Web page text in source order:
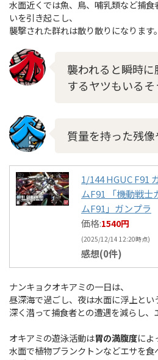
水面近くでは魚、鳥、哺乳類など捕
いを引き起こし、
襲撃された群れは散り散りになります。
襲われると瞬時
するヤツもいる
質量を持った残
1/144 HGUC F91
ムF91 「機動戦士
ムF91」ガンプラ
価格:1540円
(2025/12/14 12:20時点)
感想(0件)
ナンキョクオキアミの一日は、
昼深海で過ごし、夜は水面に浮上とい
深く潜って捕食者との遭遇を減らし
オキアミの遊泳活動は胃の満腹度によ
水面で植物プランクトンなどエサを食